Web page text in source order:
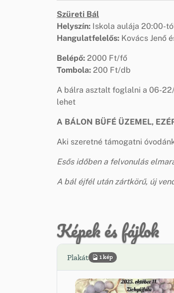
Szüreti Bál
Helyszín: Iskola aulája 20:00-
Hangulatfelelős: Kovács Jenő
Belépő: 2000 Ft/fő
Tombola: 200 Ft/db
A bálra asztalt foglalni a 06-
lehet
A BÁLON BÜFÉ ÜZEMEL,
Aki szeretné támogatni
Esős időben a felvonulás
A bál éjfél után zártkörű, új
Képek és fájlok
Plakát 1 kép